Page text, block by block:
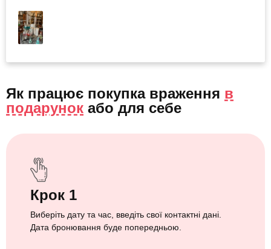
Як працює покупка враження в
подарунок або для себе
Крок 1
Виберіть дату та час, введіть свої контактні дані.
Дата бронювання буде попередньою.